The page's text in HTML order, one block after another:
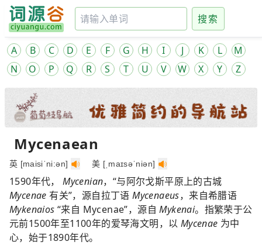
搜索
A B C D E F G H I J K L
M
N
O P Q R S T U V W X Y Z
Mycenaean
英 [maisiˈni:ən] 美 [ˌmaɪsəˈniən]
1590年代，Mycenian，“与阿尔戈斯平原上的古城
Mycenae 有关”，源自拉丁语Mycenaeus，来自希腊语
Mykenaios “来自 Mycenae”，源自Mykenai。指繁荣于公
元前1500年至1100年的爱琴海文明，以 Mycenae 为中
心，始于1890年代。